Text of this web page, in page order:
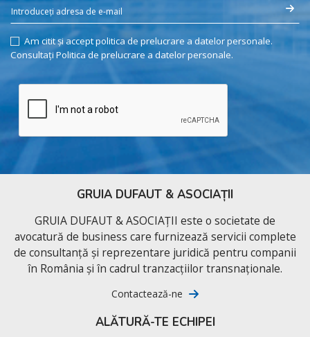
Am citit și accept politica de prelucrare a datelor personale.
Consultați Politica de prelucrare a datelor personale.
GRUIA DUFAUT & ASOCIAȚII
GRUIA DUFAUT & ASOCIAȚII este o societate de
avocatură de business care furnizează servicii complete
de consultanță și reprezentare juridică pentru companii
în România și în cadrul tranzacțiilor transnaționale.
Contactează-ne
ALĂTURĂ-TE ECHIPEI